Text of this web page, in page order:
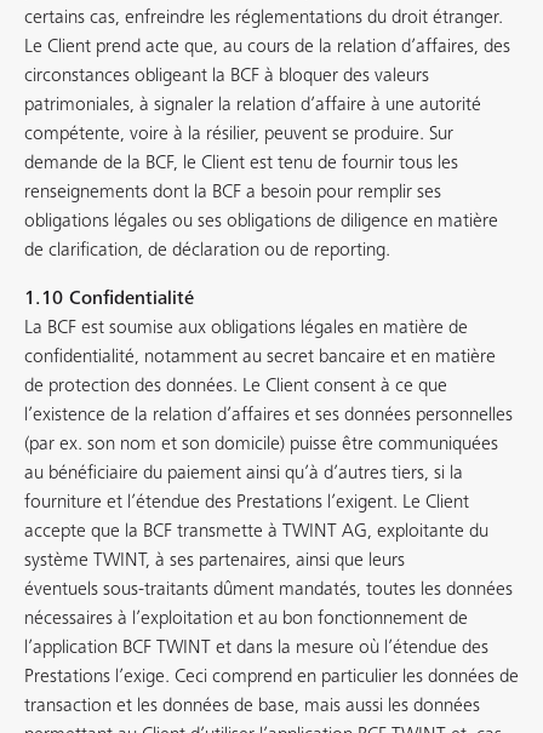
certains cas, enfreindre les réglementations du droit étranger.
Le Client prend acte que, au cours de la relation d’affaires, des
circonstances obligeant la BCF à bloquer des valeurs
patrimoniales, à signaler la relation d’affaire à une autorité
compétente, voire à la résilier, peuvent se produire. Sur
demande de la BCF, le Client est tenu de fournir tous les
renseignements dont la BCF a besoin pour remplir ses
obligations légales ou ses obligations de diligence en matière
de clarification, de déclaration ou de reporting.
1.10 Confidentialité
La BCF est soumise aux obligations légales en matière de
confidentialité, notamment au secret bancaire et en matière
de protection des données. Le Client consent à ce que
l’existence de la relation d’affaires et ses données personnelles
(par ex. son nom et son domicile) puisse être communiquées
au bénéficiaire du paiement ainsi qu’à d’autres tiers, si la
fourniture et l’étendue des Prestations l’exigent. Le Client
accepte que la BCF transmette à TWINT AG, exploitante du
système TWINT, à ses partenaires, ainsi que leurs
éventuels sous-traitants dûment mandatés, toutes les données
nécessaires à l’exploitation et au bon fonctionnement de
l’application BCF TWINT et dans la mesure où l’étendue des
Prestations l’exige. Ceci comprend en particulier les données de
transaction et les données de base, mais aussi les données